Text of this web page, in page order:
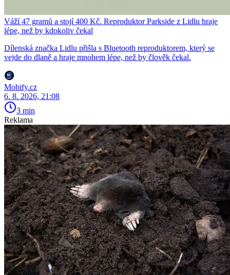
Váží 47 gramů a stojí 400 Kč. Reproduktor Parkside z Lidlu hraje
lépe, než by kdokoliv čekal
Dílenská značka Lidlu přišla s Bluetooth reproduktorem, který se
vejde do dlaně a hraje mnohem lépe, než by člověk čekal.
Mobify.cz
6. 8. 2026, 21:08
3 min
Reklama